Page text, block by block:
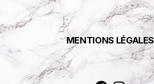
MENTIONS LÉGALES